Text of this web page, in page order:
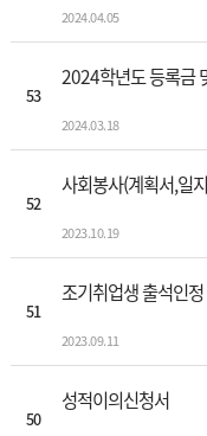
2024.04.05
53
2024학년도 등록금
2024.03.18
52
사회봉사(계획서,일
2023.10.19
51
조기취업생 출석인
2023.09.11
50
성적이의신청서